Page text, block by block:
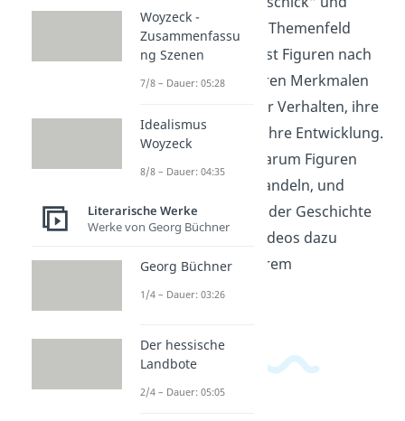
gehört damit zum Themenfeld
Figuren. Du ordnest Figuren nach
äußeren und inneren Merkmalen
und schaust auf ihr Verhalten, ihre
Beziehungen und ihre Entwicklung.
So erkennst du, warum Figuren
handeln, wie sie handeln, und
welche Rolle sie in der Geschichte
spielen. Weitere Videos dazu
findest du in unserem
Deutschbereich
Woyzeck -
Zusammenfassu
ng Szenen
7/8 – Dauer: 05:28
Idealismus
Woyzeck
8/8 – Dauer: 04:35
Literarische Werke
Werke von Georg Büchner
Georg Büchner
1/4 – Dauer: 03:26
Der hessische
Landbote
2/4 – Dauer: 05:05